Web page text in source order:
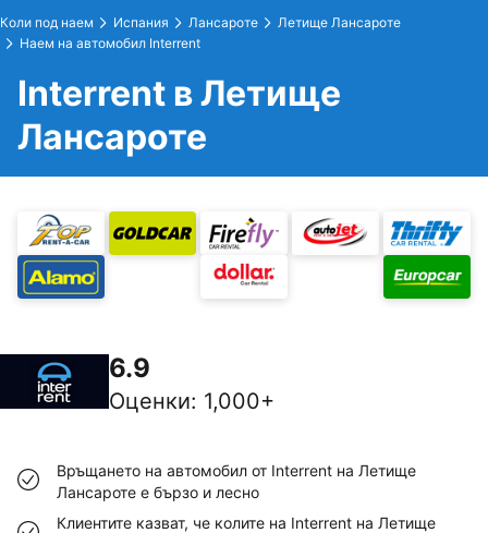
Коли под наем Испания Лансароте
Летище Лансароте
Наем на автомобил Interrent
Interrent в Летище
Лансароте
6.9
Оценки: 1,000+
Връщането на автомобил от Interrent на Летище
Лансароте е бързо и лесно
Клиентите казват, че колите на Interrent на Летище